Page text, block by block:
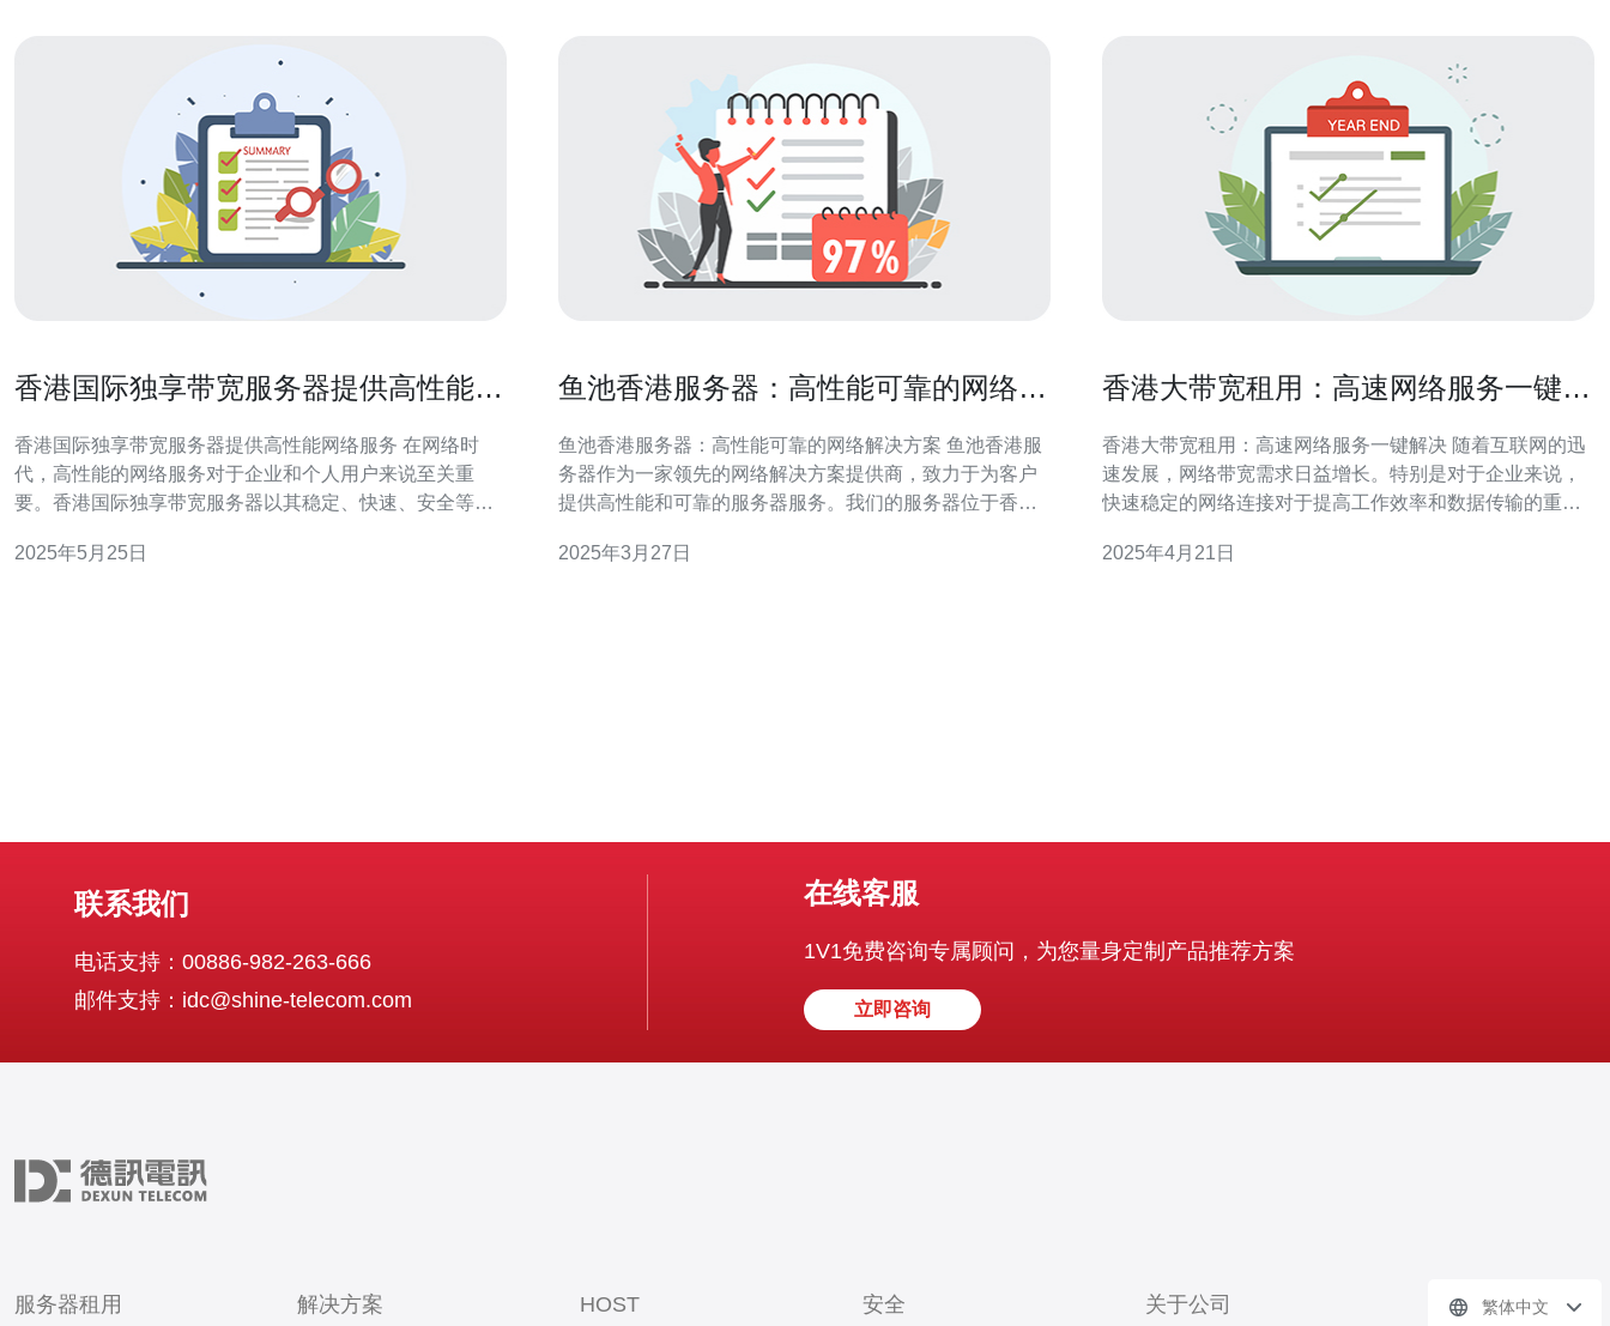
香港国际独享带宽服务器提供高性能网
香港国际独享带宽服务器提供高性能网络服务 在网络时
代，高性能的网络服务对于企业和个人用户来说至关重
要。香港国际独享带宽服务器以其稳定、快速、安全等优
高性能的网络服务，保证用户在使用网络时拥有流畅的体
2025年5月25日
鱼池香港服务器：高性能可靠的网络解
鱼池香港服务器：高性能可靠的网络解决方案 鱼池香港服
务器作为一家领先的网络解决方案提供商，致力于为客户
提供高性能和可靠的服务器服务。我们的服务器位于香
无与伦比的用户体验。 鱼池香港服务器采用最新的硬件设
2025年3月27日
香港大带宽租用：高速网络服务一键解
香港大带宽租用：高速网络服务一键解决 随着互联网的迅
速发展，网络带宽需求日益增长。特别是对于企业来说，
快速稳定的网络连接对于提高工作效率和数据传输的重要
纽，拥有先进的网络基础设施和大带宽租用服务，为企业
2025年4月21日
联系我们
电话支持：00886-982-263-666
邮件支持：idc@shine-telecom.com
在线客服
1V1免费咨询专属顾问，为您量身定制产品推荐方案
立即咨询
服务器租用 解决方案 HOST 安全 关于公司 繁体中文